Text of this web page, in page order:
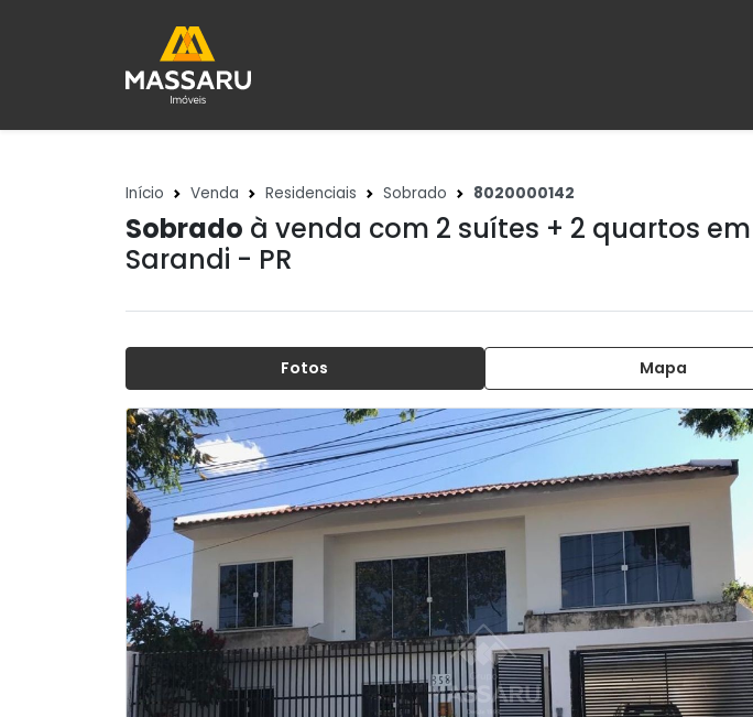
Início Venda Residenciais Sobrado 8020000142
Sobrado à venda com 2 suítes + 2 quartos em
Sarandi - PR
Fotos Mapa